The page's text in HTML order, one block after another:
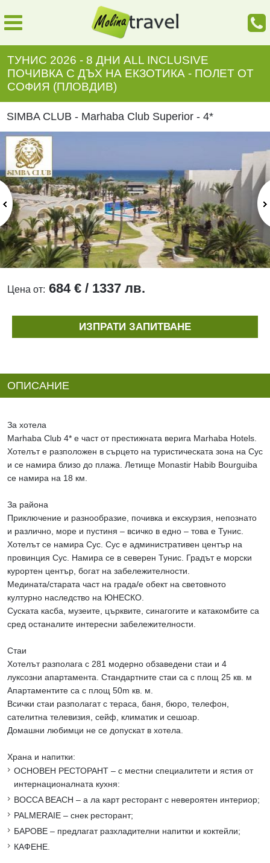
ТУНИС 2026 - 8 ДНИ ALL INCLUSIVE
ПОЧИВКА С ДЪХ НА ЕКЗОТИКА - ПОЛЕТ ОТ
СОФИЯ (ПЛОВДИВ)
SIMBA CLUB - Marhaba Club Superior - 4*
Цена от: 684 € / 1337 лв.
ИЗПРАТИ ЗАПИТВАНЕ
ОПИСАНИЕ
За хотела
Marhaba Club 4* е част от престижната верига Marhaba Hotels.
Хотелът е разположен в сърцето на туристическата зона на Сус
и се намира близо до плажа. Летище Monastir Habib Bourguiba
се намира на 18 км.
За района
Приключение и разнообразие, почивка и екскурзия, непознато
и различно, море и пустиня – всичко в едно – това е Тунис.
Хотелът се намира Сус. Сус е административен център на
провинция Сус. Намира се в северен Тунис. Градът е морски
курортен център, богат на забележителности.
Медината/старата част на града/е обект на световното
културно наследство на ЮНЕСКО.
Суската касба, музеите, църквите, синагогите и катакомбите са
сред останалите интересни забележителности.
Стаи
Хотелът разполага с 281 модерно обзаведени стаи и 4
луксозни апартамента. Стандартните стаи са с площ 25 кв. м
Апартаментите са с площ 50m кв. м.
Всички стаи разполагат с тераса, баня, бюро, телефон,
сателитна телевизия, сейф, климатик и сешоар.
Домашни любимци не се допускат в хотела.
Храна и напитки:
ОСНОВЕН РЕСТОРАНТ – с местни специалитети и ястия от
интернационалната кухня:
BOCCA BEACH – а ла карт ресторант с невероятен интериор;
PALMERAIE – снек ресторант;
БАРОВЕ – предлагат разхладителни напитки и коктейли;
КАФЕНЕ.